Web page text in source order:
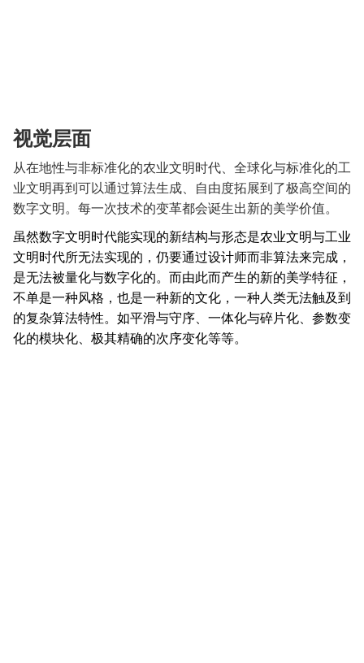
视觉层面
从在地性与非标准化的农业文明时代、全球化与标准化的工
业文明再到可以通过算法生成、自由度拓展到了极高空间的
数字文明。每一次技术的变革都会诞生出新的美学价值。
虽然数字文明时代能实现的新结构与形态是农业文明与工业
文明时代所无法实现的，仍要通过设计师而非算法来完成，
是无法被量化与数字化的。而由此而产生的新的美学特征，
不单是一种风格，也是一种新的文化，一种人类无法触及到
的复杂算法特性。如平滑与守序、一体化与碎片化、参数变
化的模块化、极其精确的次序变化等等。